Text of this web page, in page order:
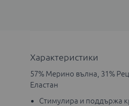
Характеристики
57% Мерино вълна, 31%
Еластан
Стимулира и поддържа